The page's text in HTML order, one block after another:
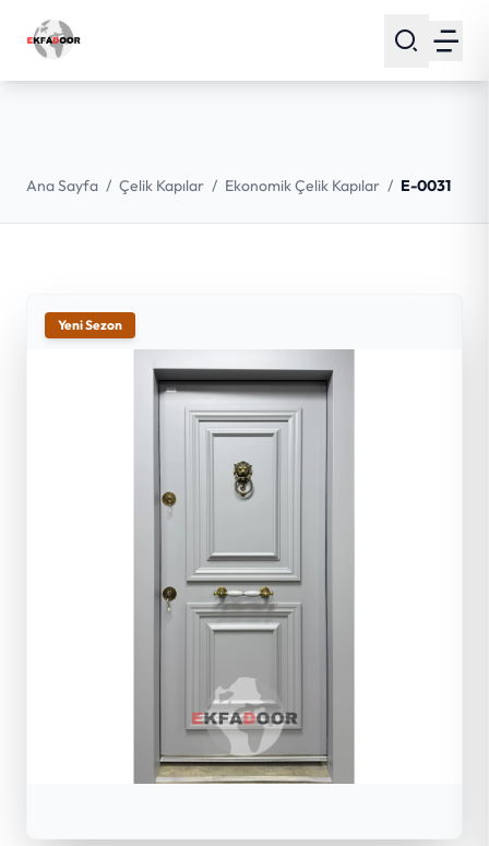
Ana Sayfa / Çelik Kapılar / Ekonomik Çelik Kapılar / E-0031
Yeni Sezon